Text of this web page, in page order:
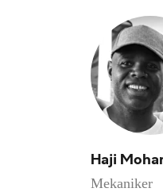
Haji
Mekaniker